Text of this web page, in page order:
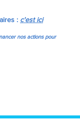
: c'est ici
nos actions pour